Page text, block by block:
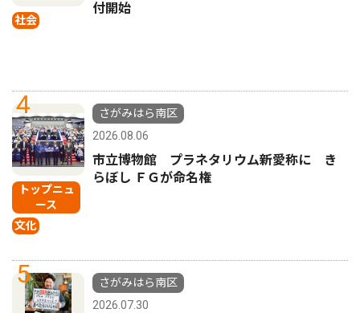
社会
付開始
4
トップニュ
ース
文化
さがみはら南区
2026.08.06
市立博物館 プラネタリウム新愛称に き
らぼし ＦＧが命名権
5
さがみはら南区
2026.07.30